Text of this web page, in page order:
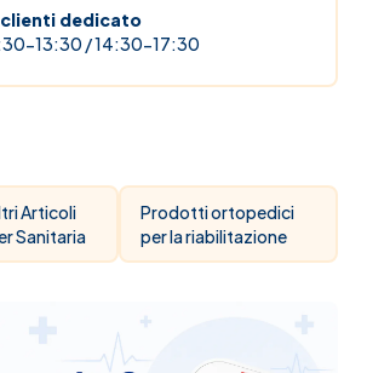
dedicato
13:30 / 14:30-17:30
Articoli
Sanitaria
Prodotti ortopedici
per la riabilitazione